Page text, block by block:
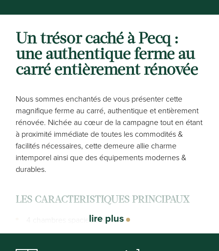
Un trésor caché à Pecq :
une authentique ferme au
carré entièrement rénovée
Nous sommes enchantés de vous présenter cette
magnifique ferme au carré, authentique et entièrement
rénovée. Nichée au cœur de la campagne tout en étant
à proximité immédiate de toutes les commodités &
facilités nécessaires, cette demeure allie charme
intemporel ainsi que des équipements modernes &
durables.
LES CARACTERISTIQUES PRINCIPAUX
4 chambres spacieuses
2 salles de bains élégantes
lire plus